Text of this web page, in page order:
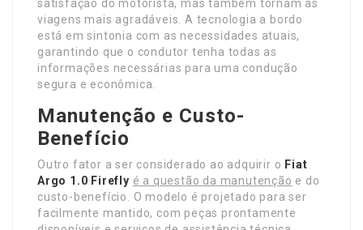
satisfação do motorista, mas também tornam as
viagens mais agradáveis. A tecnologia a bordo
está em sintonia com as necessidades atuais,
garantindo que o condutor tenha todas as
informações necessárias para uma condução
segura e econômica.
Manutenção e Custo-
Benefício
Outro fator a ser considerado ao adquirir o Fiat
Argo 1.0 Firefly é a questão da manutenção e do
custo-benefício. O modelo é projetado para ser
facilmente mantido, com peças prontamente